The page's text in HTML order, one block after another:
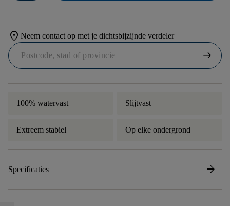
location_on Neem contact op met je dichtsbijzijnde verdeler
arrow_right_alt
100% watervast Slijtvast
Extreem stabiel Op elke ondergrond
Specificaties arrow_forward